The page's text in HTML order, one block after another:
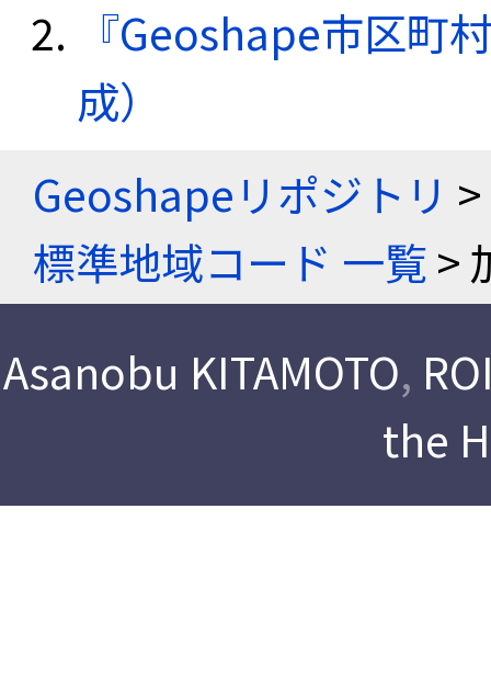
『Geoshape市区町
成）
Geoshapeリポジトリ >
標準地域コード 一覧>
Asanobu KITAMOTO,
the